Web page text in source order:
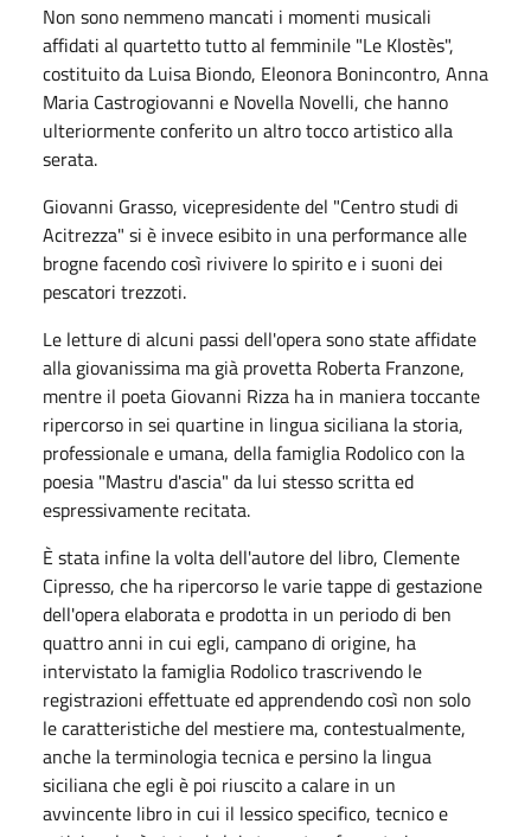
Non sono nemmeno mancati i momenti musicali
affidati al quartetto tutto al femminile "Le Klostès",
costituito da Luisa Biondo, Eleonora Bonincontro, Anna
Maria Castrogiovanni e Novella Novelli, che hanno
ulteriormente conferito un altro tocco artistico alla
serata.
Giovanni Grasso, vicepresidente del "Centro studi di
Acitrezza" si è invece esibito in una performance alle
brogne facendo così rivivere lo spirito e i suoni dei
pescatori trezzoti.
Le letture di alcuni passi dell'opera sono state affidate
alla giovanissima ma già provetta Roberta Franzone,
mentre il poeta Giovanni Rizza ha in maniera toccante
ripercorso in sei quartine in lingua siciliana la storia,
professionale e umana, della famiglia Rodolico con la
poesia "Mastru d'ascia" da lui stesso scritta ed
espressivamente recitata.
È stata infine la volta dell'autore del libro, Clemente
Cipresso, che ha ripercorso le varie tappe di gestazione
dell'opera elaborata e prodotta in un periodo di ben
quattro anni in cui egli, campano di origine, ha
intervistato la famiglia Rodolico trascrivendo le
registrazioni effettuate ed apprendendo così non solo
le caratteristiche del mestiere ma, contestualmente,
anche la terminologia tecnica e persino la lingua
siciliana che egli è poi riuscito a calare in un
avvincente libro in cui il lessico specifico, tecnico e